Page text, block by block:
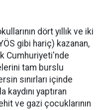
dört yıllık ve iki
gibi hariç) kazanan,
Cumhuriyeti'nde
tam burslu
sınırları içinde
kaydını yaptıran
ve gazi çocuklarının